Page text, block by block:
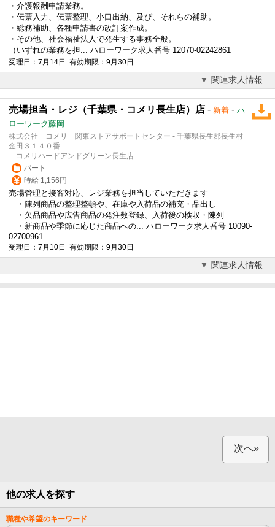
・介護報酬申請業務。
・伝票入力、伝票整理、小口出納、及び、それらの補助。
・総務補助、各種申請書の改訂案作成。
・その他、社会福祉法人で発生する事務全般。
（いずれの業務を担... ハローワーク求人番号 12070-02242861
受理日：7月14日 有効期限：9月30日
関連求人情報
売場担当・レジ（千葉県・コメリ長生店）店 - 新着 - ハ
ローワーク藤岡
株式会社 コメリ 関東ストアサポートセンター - 千葉県長生郡長生村
金田３１４０番
コメリハードアンドグリーン長生店
パート
時給 1,156円
売場管理と接客対応、レジ業務を担当していただきます
・陳列商品の整理整頓や、在庫や入荷品の補充・品出し
・欠品商品や広告商品の発注数登録、入荷後の検収・陳列
・新商品や季節に応じた商品への... ハローワーク求人番号 10090-
02700961
受理日：7月10日 有効期限：9月30日
関連求人情報
次へ»
他の求人を探す
職種や希望のキーワード